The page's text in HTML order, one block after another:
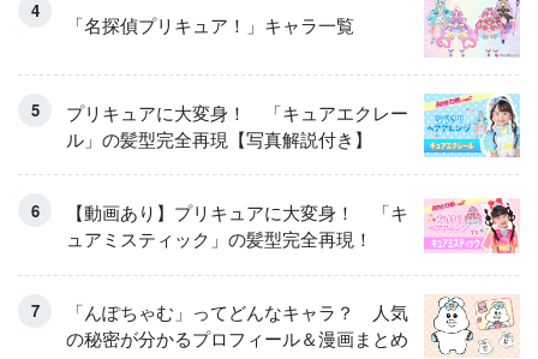
「名探偵プリキュア！」キャラ一覧
プリキュアに大変身！ 「キュアエクレー
ル」の髪型完全再現【写真解説付き】
【動画あり】プリキュアに大変身！ 「キ
ュアミスティック」の髪型完全再現！
「んぽちゃむ」ってどんなキャラ？ 人気
の秘密が分かるプロフィール＆漫画まとめ